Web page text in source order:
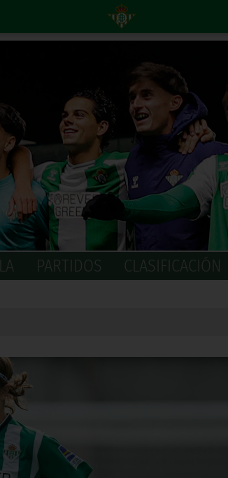
PARTIDOS CLASIFICACIÓN